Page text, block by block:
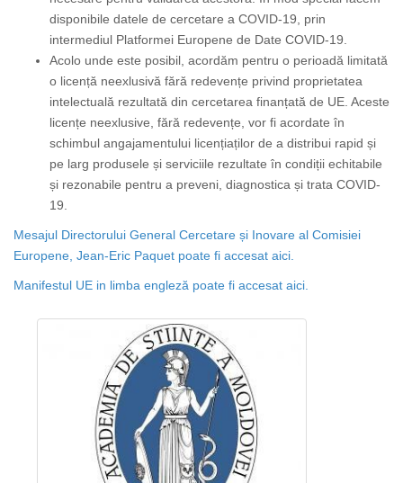
disponibile datele de cercetare a COVID-19, prin
intermediul Platformei Europene de Date COVID-19.
Acolo unde este posibil, acordăm pentru o perioadă limitată
o licență neexlusivă fără redevențe privind proprietatea
intelectuală rezultată din cercetarea finanțată de UE. Aceste
licențe neexlusive, fără redevențe, vor fi acordate în
schimbul angajamentului licențiaților de a distribui rapid și
pe larg produsele și serviciile rezultate în condiții echitabile
și rezonabile pentru a preveni, diagnostica și trata COVID-
19.
Mesajul Directorului General Cercetare și Inovare al Comisiei
Europene, Jean-Eric Paquet poate fi accesat aici.
Manifestul UE in limba engleză poate fi accesat aici.